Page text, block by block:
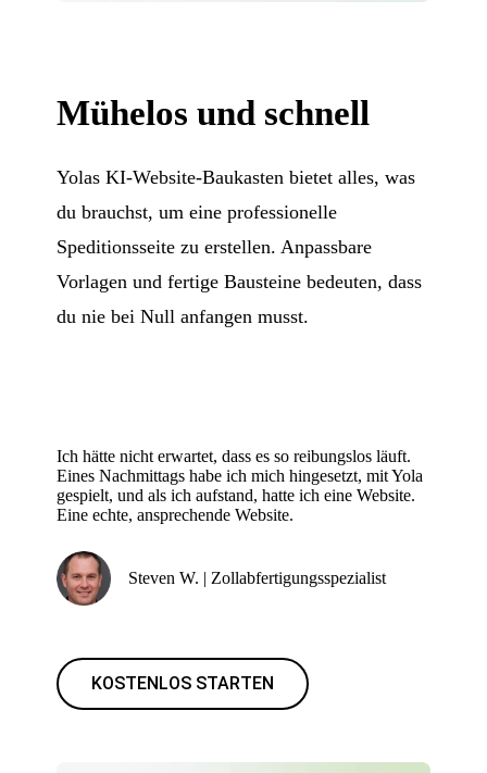
Mühelos und schnell
Yolas KI-Website-Baukasten bietet alles, was
du brauchst, um eine professionelle
Speditionsseite zu erstellen. Anpassbare
Vorlagen und fertige Bausteine bedeuten, dass
du nie bei Null anfangen musst.
Ich hätte nicht erwartet, dass es so reibungslos läuft.
Eines Nachmittags habe ich mich hingesetzt, mit Yola
gespielt, und als ich aufstand, hatte ich eine Website.
Eine echte, ansprechende Website.
Steven W. | Zollabfertigungsspezialist
KOSTENLOS STARTEN